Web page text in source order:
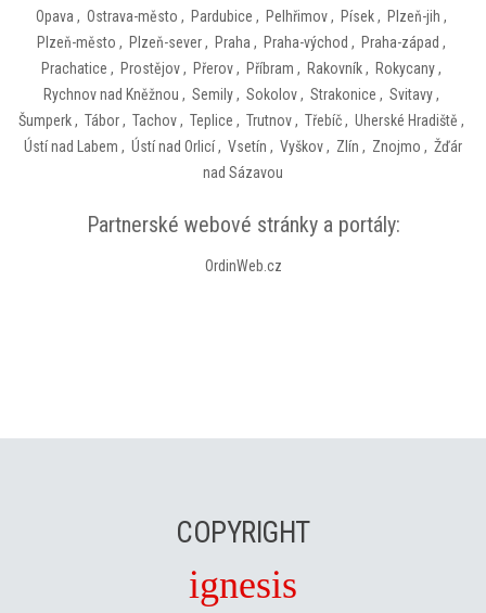
Opava , Ostrava-město , Pardubice , Pelhřimov, Písek, Plzeň-jih ,
Plzeň-město , Plzeň-sever, Praha , Praha-východ , Praha-západ ,
Prachatice , Prostějov, Přerov, Příbram , Rakovník, Rokycany,
Rychnov nad Kněžnou , Semily, Sokolov, Strakonice , Svitavy,
Šumperk, Tábor, Tachov, Teplice , Trutnov, Třebíč, Uherské Hradiště ,
Ústí nad Labem , Ústí nad Orlicí, Vsetín , Vyškov, Zlín , Znojmo , Žďár
nad Sázavou
Partnerské webové stránky a portály:
OrdinWeb.cz
COPYRIGHT
ignesis